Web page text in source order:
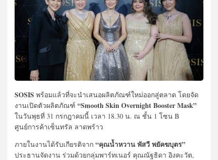
SOSIS พร้อมแล้วที่จะนำเสนอผลิตภัณฑ์ใหม่ออกสู่ตลาด โดยจัด
งานเปิดตัวผลิตภัณฑ์ “Smooth Skin Overnight Booster Mask”
ในวันพุธที่ 31 กรกฎาคมนี้ เวลา 18.30 น. ณ ชั้น 1 โซน B
ศูนย์การค้าเซ็นทรัล ลาดพร้าว
ภายในงานได้รับเกียรติจาก “คุณน้ำหวาน พัสวี พยัคฆบุตร”
ประธานจัดงาน ร่วมด้วยกลุ่มพาร์ทเนอร์ คุณณัฐธิดา อิงคะวัต,